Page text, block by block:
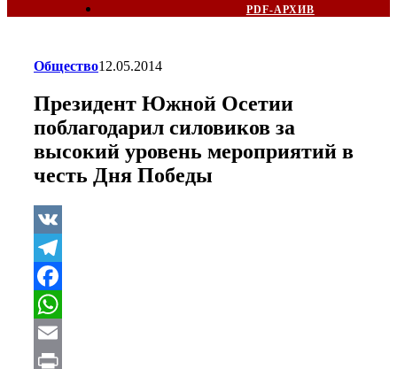
PDF-АРХИВ
Общество12.05.2014
Президент Южной Осетии
поблагодарил силовиков за
высокий уровень мероприятий в
честь Дня Победы
VK
Telegram
Facebook
WhatsApp
Email